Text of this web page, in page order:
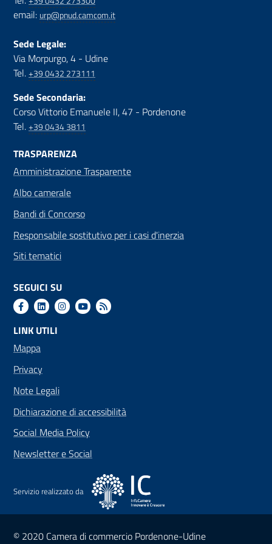
email: urp@pnud.camcom.it
Sede Legale:
Via Morpurgo, 4 - Udine
Tel.+39 0432 273111
Sede Secondaria:
Corso Vittorio Emanuele II, 47 - Pordenone
Tel.+39 0434 3811
TRASPARENZA
Amministrazione Trasparente
Albo camerale
Bandi di Concorso
Responsabile sostitutivo per i casi d'inerzia
Siti tematici
SEGUICI SU
LINK UTILI
Mappa
Privacy
Note Legali
Dichiarazione di accessibilità
Social Media Policy
Newsletter e Social
Servizio realizzato da
Sezione Link Utili
© 2020 Camera di commercio Pordenone-Udine